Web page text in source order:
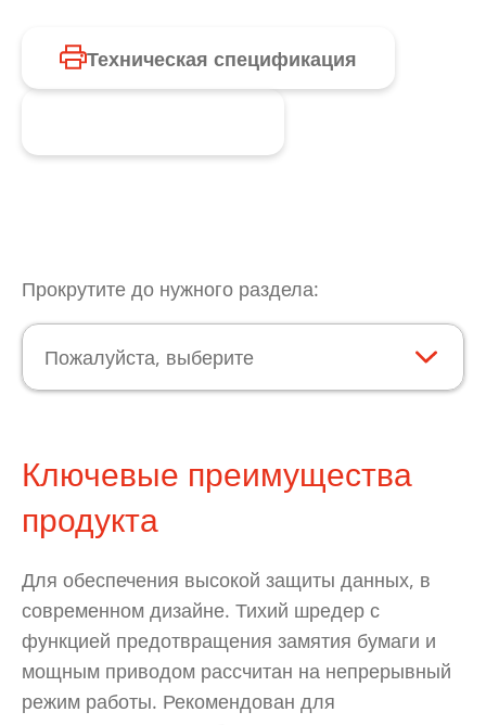
Техническая спецификация
Прокрутите до нужного раздела:
Пожалуйста, выберите
Ключевые преимущества
продукта
Для обеспечения высокой защиты данных, в
современном дизайне. Тихий шредер с
функцией предотвращения замятия бумаги и
мощным приводом рассчитан на непрерывный
режим работы. Рекомендован для